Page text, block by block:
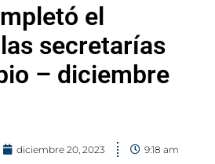
el
secretarías
– diciembre
diciembre 20, 2023 9:18 am